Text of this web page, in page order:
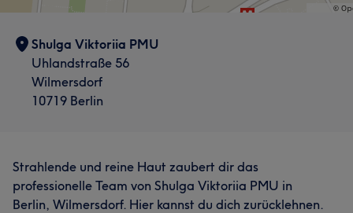
Shulga Viktoriia PMU
Uhlandstraße 56
Wilmersdorf
10719 Berlin
Strahlende und reine Haut zaubert dir das
professionelle Team von Shulga Viktoriia PMU in
Berlin, Wilmersdorf. Hier kannst du dich zurücklehnen.